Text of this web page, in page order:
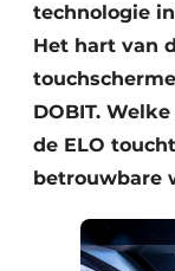
technologie
Het hart van
DOBIT.
de ELO
betrouwbare